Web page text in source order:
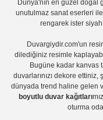
Dünya'nın en güzel doğal
unutulmaz sanat eserleri
rengarek ister siyah
Duvargiydir.com'un
dilediğiniz resimle
Bugüne kadarkanvas
duvarlarınızı dekore
dünyada trend haline gelen
boyutlu duvar kağıtları
oturma